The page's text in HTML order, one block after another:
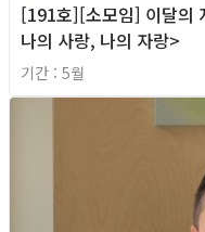
[191호][소모임] 이달의
나의 사랑, 나의 자랑>
기간 : 5월